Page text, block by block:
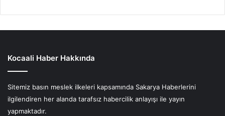
Kocaali Haber Hakkında
Sitemiz basın meslek ilkeleri kapsamında Sakarya Haberlerini
ilgilendiren her alanda tarafsız habercilik anlayışı ile yayın
yapmaktadır.